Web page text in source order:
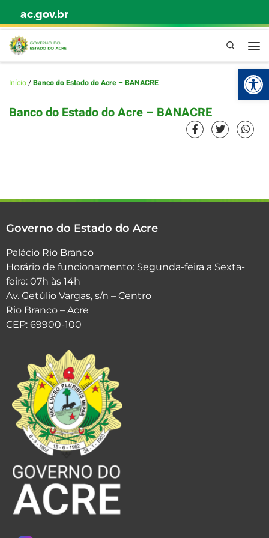
Skip to content
ac.gov.br
Pesquisa
Início/Banco do Estado do Acre – BANACRE
Banco do Estado do Acre – BANACRE
Governo do Estado do Acre
Palácio Rio Branco
Horário de funcionamento: Segunda-feira a Sexta-
feira: 07h às 14h
Av. Getúlio Vargas, s/n – Centro
Rio Branco – Acre
CEP: 69900-100